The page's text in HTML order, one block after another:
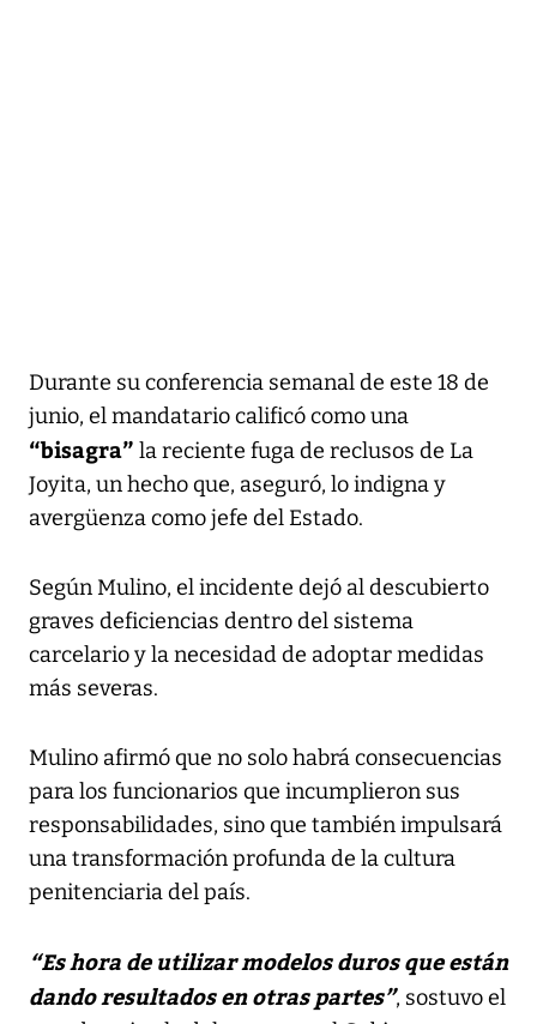
Durante su conferencia semanal de este 18 de
junio, el mandatario calificó como una
“bisagra” la reciente fuga de reclusos de La
Joyita, un hecho que, aseguró, lo indigna y
avergüenza como jefe del Estado.
Según Mulino, el incidente dejó al descubierto
graves deficiencias dentro del sistema
carcelario y la necesidad de adoptar medidas
más severas.
Mulino afirmó que no solo habrá consecuencias
para los funcionarios que incumplieron sus
responsabilidades, sino que también impulsará
una transformación profunda de la cultura
penitenciaria del país.
“Es hora de utilizar modelos duros que están
dando resultados en otras partes”, sostuvo el